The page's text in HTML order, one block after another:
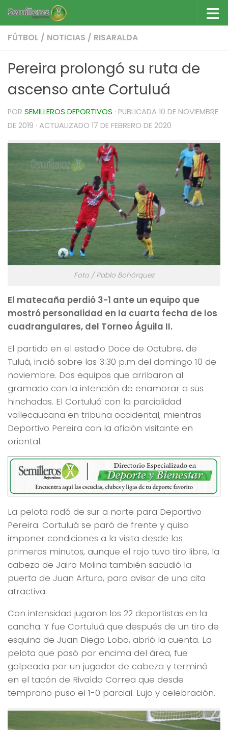
Saltar al contenido
FÚTBOL / NOTICIAS / RISARALDA
Pereira prolongó su ruta de
ascenso ante Cortuluá
POR SEMILLEROS DEPORTIVOS · PUBLICADA 10 DE NOVIEMBRE
DE 2019 · ACTUALIZADO 17 DE FEBRERO DE 2020
Foto / Pablo Bohórquez
El matecaña perdió 3-1 ante un equipo que
mostró personalidad en la cuarta fecha de los
cuadrangulares, del Torneo Águila II.
El partido en el estadio Doce de Octubre, de
Tuluá, inició sobre las 3:30 p.m del domingo 10 de
noviembre. Dos equipos que arribaron al
gramado con la intención de enamorar a sus
hinchadas. El Cortuluá con la parcialidad
vallecaucana en tribuna occidental; mientras
Deportivo Pereira con la afición visitante en
oriental.
La pelota rodó de sur a norte para Deportivo
Pereira. Cortuluá se paró de frente y quiso
imponer condiciones a la visita desde los
primeros minutos, aunque el rojo tuvo tiro libre, la
cabeza de Jairo Molina también sacudió la
puerta de Juan Arturo, para avisar de una cita
atractiva.
Con intensidad jugaron los 22 deportistas en la
cancha. Y fue Cortuluá que después de un tiro de
esquina de Juan Diego Lobo, abrió la cuenta. La
pelota que pasó por encima del área, fue
golpeada por un jugador de cabeza y terminó
en el tacón de Rivaldo Correa que desde
temprano puso el 1-0 parcial. Lujo y celebración.